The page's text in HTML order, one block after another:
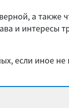
а
и интересы
если иное